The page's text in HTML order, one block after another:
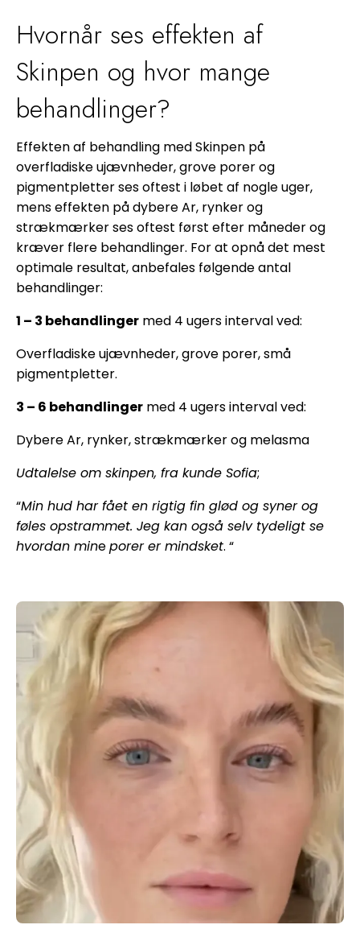
Hvornår ses effekten af
Skinpen og hvor mange
behandlinger?
Effekten af behandling med Skinpen på
overfladiske ujævnheder, grove porer og
pigmentpletter ses oftest i løbet af nogle uger,
mens effekten på dybere Ar, rynker og
strækmærker ses oftest først efter måneder og
kræver flere behandlinger. For at opnå det mest
optimale resultat, anbefales følgende antal
behandlinger:
1 – 3 behandlinger med 4 ugers interval ved:
Overfladiske ujævnheder, grove porer, små
pigmentpletter.
3 – 6 behandlinger med 4 ugers interval ved:
Dybere Ar, rynker, strækmærker og melasma
Udtalelse om skinpen, fra kunde Sofia;
“Min hud har fået en rigtig fin glød og syner og
føles opstrammet. Jeg kan også selv tydeligt se
hvordan mineporer er mindsket. “